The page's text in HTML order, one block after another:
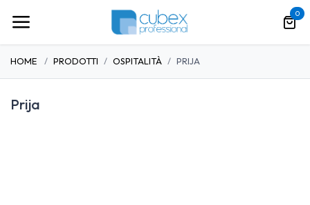
0
HOME PRODOTTI OSPITALITÀ PRIJA
Prija